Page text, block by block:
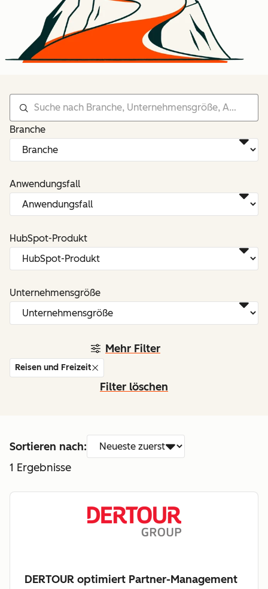
Mehr Filter
Branche
Anwendungsfall
HubSpot-Produkt
Unternehmensgröße
Reisen und Freizeit
Filter löschen
Sortieren nach:
1 Ergebnisse
DERTOUR optimiert Partner-Management